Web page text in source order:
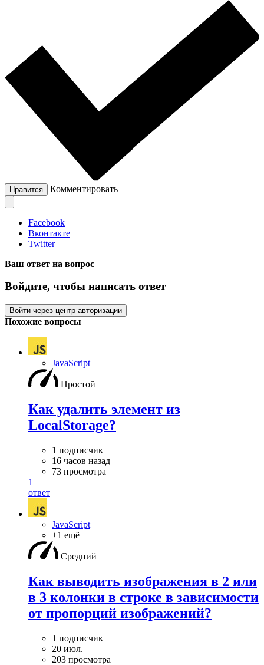
Нравится Комментировать
Facebook
Вконтакте
Twitter
Ваш ответ на вопрос
Войдите, чтобы написать ответ
Войти через центр авторизации
Похожие вопросы
JavaScript
Простой
Как удалить элемент из
LocalStorage?
1 подписчик
16 часов назад
73 просмотра
1
ответ
JavaScript
+1 ещё
Средний
Как выводить изображения в 2 или
в 3 колонки в строке в зависимости
от пропорций изображений?
1 подписчик
20 июл.
203 просмотра